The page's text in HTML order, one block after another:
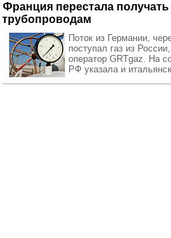
Франция перестала получать
трубопроводам
Поток из Германии,
поступал газ из
оператор GRTgaz. На
РФ указала и